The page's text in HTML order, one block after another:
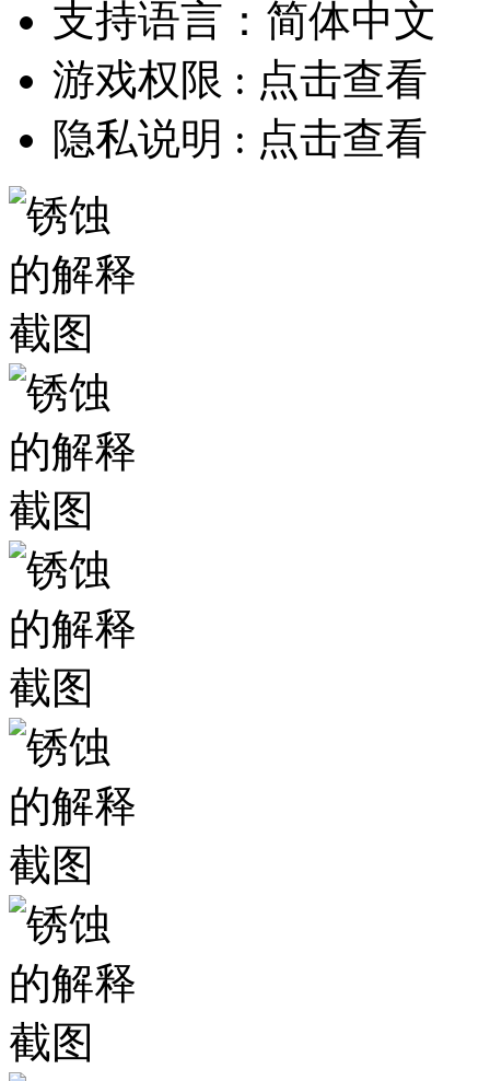
支持语言： 简体中文
游戏权限 : 点击查看
隐私说明 : 点击查看